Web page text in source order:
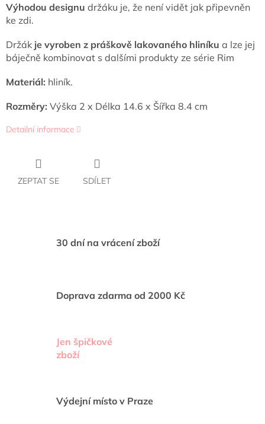
Výhodou designu držáku je, že není vidět jak připevněn
ke zdi.
Držák je vyroben z práškově lakovaného hliníku a lze jej
báječně kombinovat s dalšími produkty ze série Rim
Materiál: hliník.
Rozměry: Výška 2 x Délka 14.6 x Šířka 8.4 cm
Detailní informace
ZEPTAT SE SDÍLET
30 dní na vrácení zboží
Doprava zdarma od 2000 Kč
Jen špičkové
zboží
Výdejní místo v Praze